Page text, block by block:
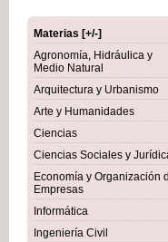
Materias [+/-]
Agronomía, Hidráulica y
Medio Natural
Arquitectura y Urbanismo
Arte y Humanidades
Ciencias
Ciencias Sociales y
Economía y Organización
Empresas
Informática
Ingeniería Civil